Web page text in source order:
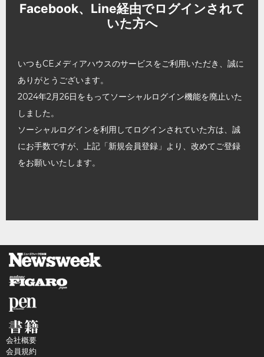
Facebook、Line経由でログインされて
いた方へ
いつもCEメディアハウスのサービスをご利用いただき、誠に
ありがとうございます。
2024年2月26日をもってソーシャルログイン機能を廃止いた
しました。
ソーシャルログインを利用してログインされていた方は、誠
にお手数ですが、上記「新規会員登録」より、改めてご登録
をお願いいたします。
会社概要
会員規約